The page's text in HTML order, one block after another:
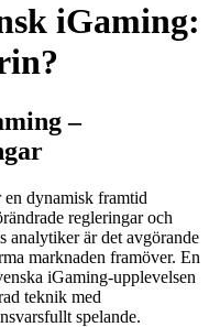
iGaming:
–
dynamisk framtid
regleringar och
analytiker är det avgörande
marknaden framöver. En
iGaming-upplevelsen
teknik med
spelande.